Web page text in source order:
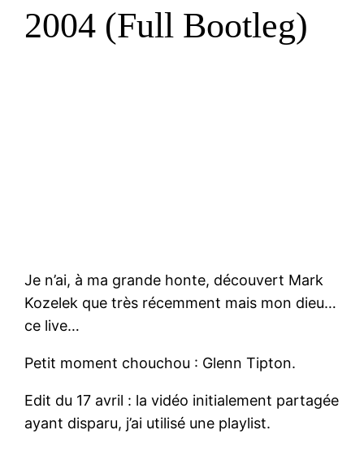
2004 (Full Bootleg)
Je n’ai, à ma grande honte, découvert Mark
Kozelek que très récemment mais mon dieu…
ce live…
Petit moment chouchou : Glenn Tipton.
Edit du 17 avril : la vidéo initialement partagée
ayant disparu, j’ai utilisé une playlist.